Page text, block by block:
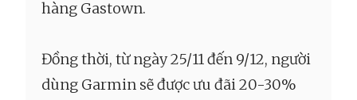
hàng Gastown.
Đồng thời, từ ngày 25/11 đến 9/12, người
dùng Garmin sẽ được ưu đãi 20-30%